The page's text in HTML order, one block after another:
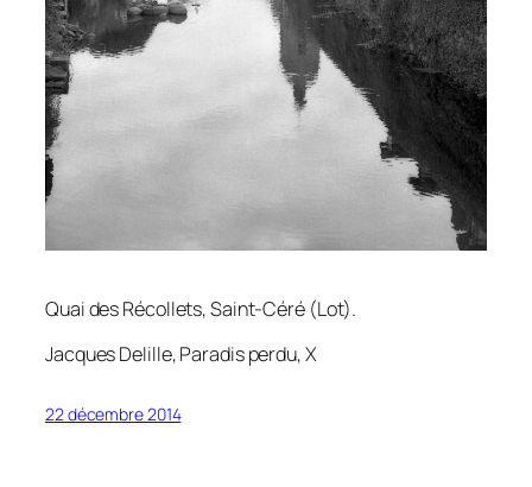
Quai des Récollets, Saint-Céré (Lot).
Jacques Delille,Paradis perdu, X
22 décembre 2014